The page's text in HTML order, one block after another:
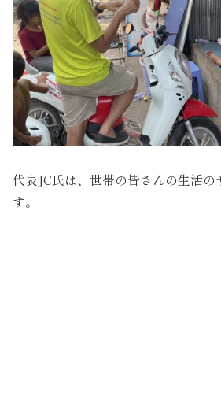
代表JC氏は、世帯の皆さんの生活の
す。